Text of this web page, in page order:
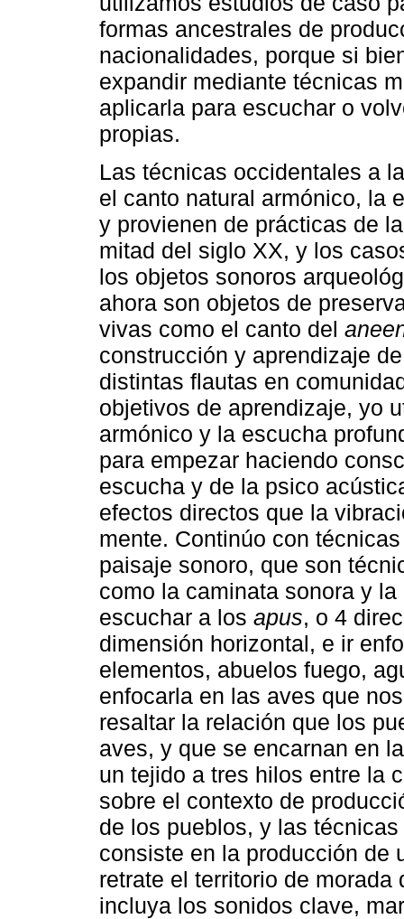
formas ancestrales de
nacionalidades, porque si
expandir mediante técnicas
aplicarla para escuchar o
propias.
Las técnicas occidentales a
el canto natural armónico, la
y provienen de prácticas de
mitad del siglo XX, y los
los objetos sonoros
ahora son objetos de
vivas como el canto del
construcción y aprendizaje
distintas flautas en
objetivos de aprendizaje, yo
armónico y la escucha
para empezar haciendo
escucha y de la psico
efectos directos que la
mente. Continúo con
paisaje sonoro, que son
como la caminata sonora y
escuchar a los apus, o 4
dimensión horizontal, e ir
elementos, abuelos fuego,
enfocarla en las aves que
resaltar la relación que los
aves, y que se encarnan en
un tejido a tres hilos entre la
sobre el contexto de
de los pueblos, y las
consiste en la producción de
retrate el territorio de
incluya los sonidos clave,